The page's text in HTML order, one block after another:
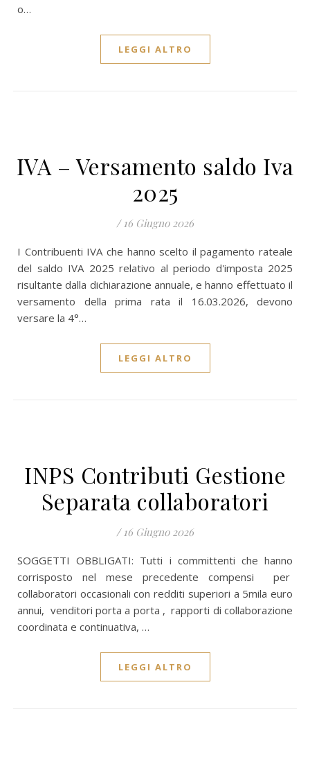
o…
LEGGI ALTRO
IVA – Versamento saldo Iva
2025
/ 16 Giugno 2026
I Contribuenti IVA che hanno scelto il pagamento rateale
del saldo IVA 2025 relativo al periodo d'imposta 2025
risultante dalla dichiarazione annuale, e hanno effettuato il
versamento della prima rata il 16.03.2026, devono
versare la 4°…
LEGGI ALTRO
INPS Contributi Gestione
Separata collaboratori
/ 16 Giugno 2026
SOGGETTI OBBLIGATI: Tutti i committenti che hanno
corrisposto nel mese precedente compensi per
collaboratori occasionali con redditi superiori a 5mila euro
annui, venditori porta a porta , rapporti di collaborazione
coordinata e continuativa, …
LEGGI ALTRO